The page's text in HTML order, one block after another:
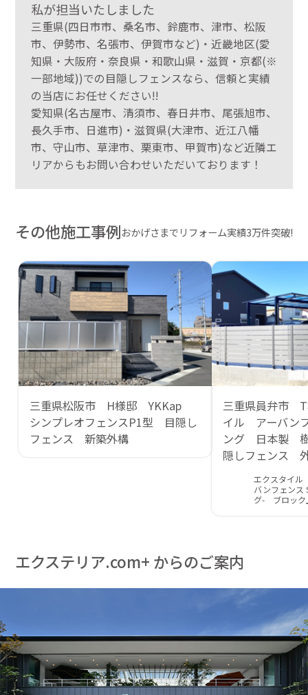
私が担当いたしました
三重県(四日市市、桑名市、鈴鹿市、津市、松阪
市、伊勢市、名張市、伊賀市など)・近畿地区(愛
知県・大阪府・奈良県・和歌山県・滋賀・京都(※
一部地域))での目隠しフェンスなら、信頼と実績
の当店にお任せください!!
愛知県(名古屋市、清須市、春日井市、尾張旭市、
長久手市、日進市)・滋賀県(大津市、近江八幡
市、守山市、草津市、栗東市、甲賀市)など近隣エ
リアからもお問い合わせいただいております！
その他施工事例おかげさまでリフォーム実績3万件突破!
三重県松阪市 H様邸 YKKap
シンプレオフェンスP1型 目隠し
フェンス 新築外構
三重県員弁市
イル アーバン
ング 日本製
隠しフェンス
エクスタイ
バンフェンス
グ- ブロック
エクステリア.com+ からのご案内